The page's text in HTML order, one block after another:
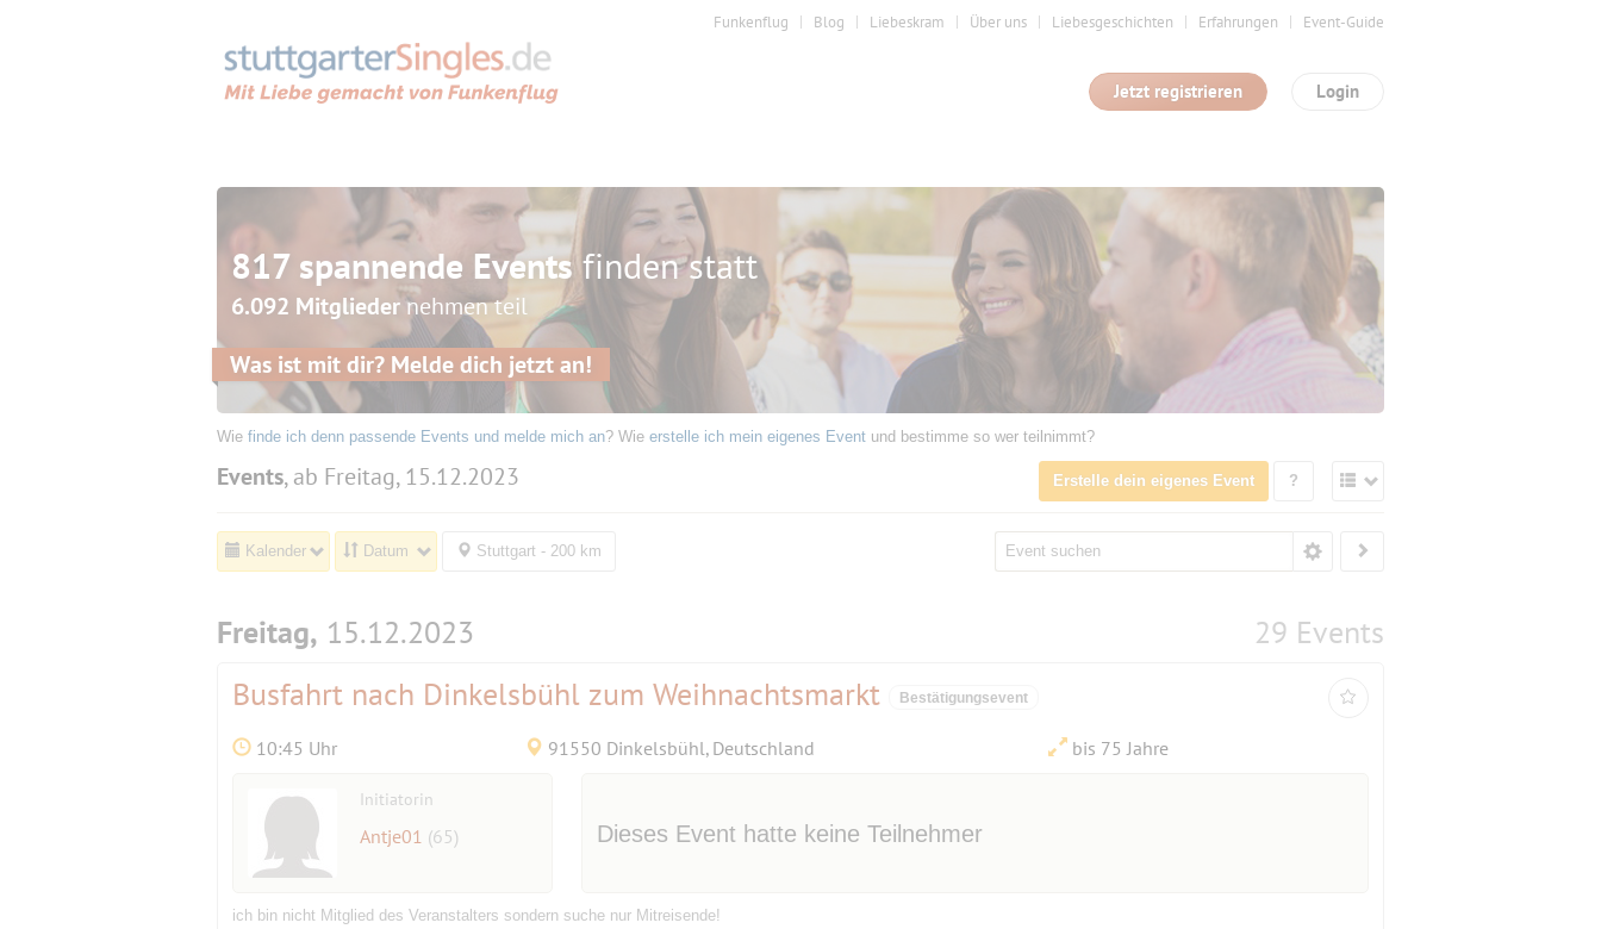
Funkenflug Blog Liebeskram Über uns Liebesgeschichten Erfahrungen Event-Guide
Login
Jetzt registrieren
817 spannende Eventsfinden statt
6.092 Mitgliedernehmen teil
Was ist mit dir? Melde dich jetzt an!
Wie finde ich denn passende Events und melde mich an? Wie erstelle ich mein eigenes Event und bestimme so wer teilnimmt?
Events, ab Freitag, 15.12.2023 Erstelle dein eigenes Event ?
Kalender Datum Stuttgart - 200 km
Freitag, 15.12.2023
29 Events
Busfahrt nach Dinkelsbühl zum Weihnachtsmarkt
Bestätigungsevent
10:45 Uhr 91550 Dinkelsbühl, Deutschland bis 75 Jahre
Initiatorin
Antje01 (65) Dieses Event hatte keine Teilnehmer
ich bin nicht Mitglied des Veranstalters sondern suche nur Mitreisende!